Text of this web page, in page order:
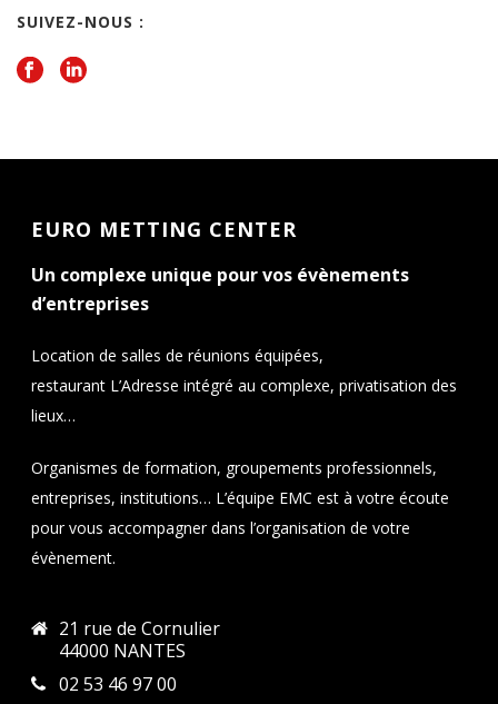
SUIVEZ-NOUS :
EURO METTING CENTER
Un complexe unique pour vos évènements
d’entreprises
Location de salles de réunions équipées,
restaurant L’Adresse intégré au complexe, privatisation des
lieux…
Organismes de formation, groupements professionnels,
entreprises, institutions… L’équipe EMC est à votre écoute
pour vous accompagner dans l’organisation de votre
évènement.
21 rue de Cornulier
44000 NANTES
02 53 46 97 00